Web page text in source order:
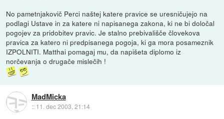
No pametnjakovič Perci naštej katere pravice se uresničujejo na
podlagi Ustave in za katere ni napisanega zakona, ki ne bi določal
pogojev za pridobitev pravic. Je stalno prebivališče človekova
pravica za katero ni predpisanega pogoja, ki ga mora posameznik
IZPOLNITI. Matthai pomagaj mu, da napišeta diplomo iz
norčevanja o drugače mislečih !
MadMicka
:: 11. dec 2003, 21:14